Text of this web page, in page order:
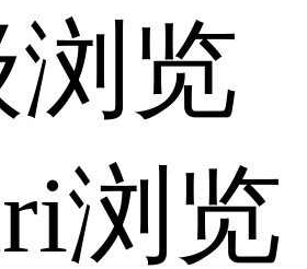
览
浏览